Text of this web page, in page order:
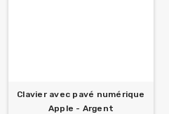
Clavier avec pavé numérique
Apple - Argent